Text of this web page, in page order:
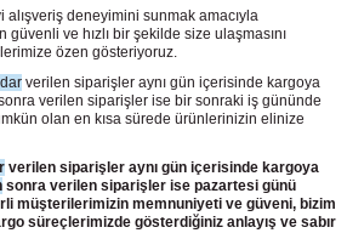
alışveriş deneyimini sunmak amacıyla
güvenli ve hızlı bir şekilde size ulaşmasını
özen gösteriyoruz.
verilen siparişler aynı gün içerisinde kargoya
verilen siparişler ise bir sonraki iş gününde
olan en kısa sürede ürünlerinizin elinize
verilen siparişler aynı gün içerisinde kargoya
sonra verilen siparişler ise pazartesi günü
müşterilerimizin memnuniyeti ve güveni, bizim
süreçlerimizde gösterdiğiniz anlayış ve sabır